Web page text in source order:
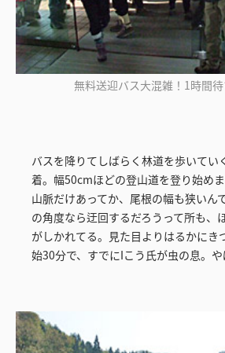
無料送迎バス大混雑！1時間待
バスを降りてしばらく林道を歩いてい
着。幅50cmほどの登山道を登り始め
山脈だけあってか、尾根の幅も狭いん
の角度なら迂回するだろうって所も、
がしかれてる。見た目よりはるかにき
始30分で、すでにIこう氏が虫の息。や